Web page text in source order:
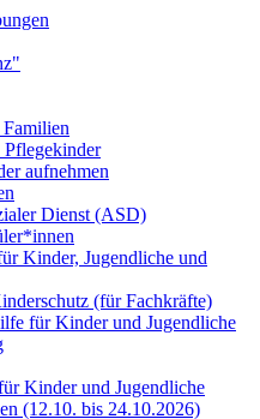
aufnehmen
Dienst (ASD)
Kinder, Jugendliche und
(für Fachkräfte)
für Kinder und Jugendliche
Kinder und Jugendliche
(12.10. bis 24.10.2026)